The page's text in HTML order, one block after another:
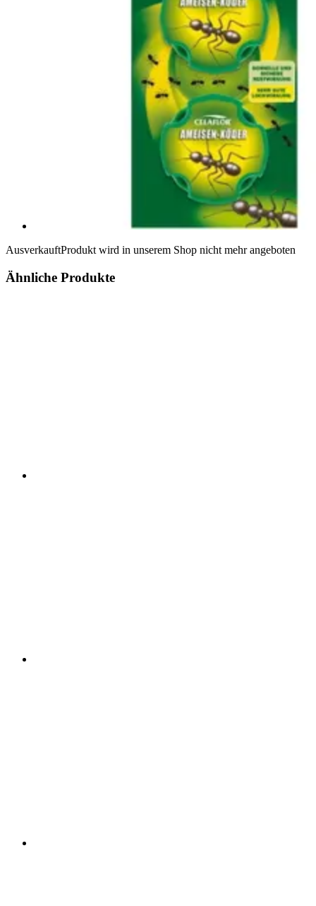
AusverkauftProdukt wird in unserem Shop nicht mehr angeboten
Ähnliche Produkte